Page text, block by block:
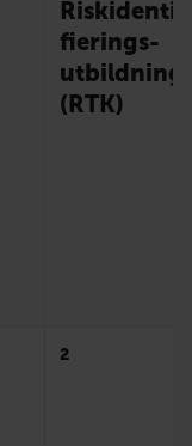
Risk­identi­
fierings­
utbildning
(RTK)
2